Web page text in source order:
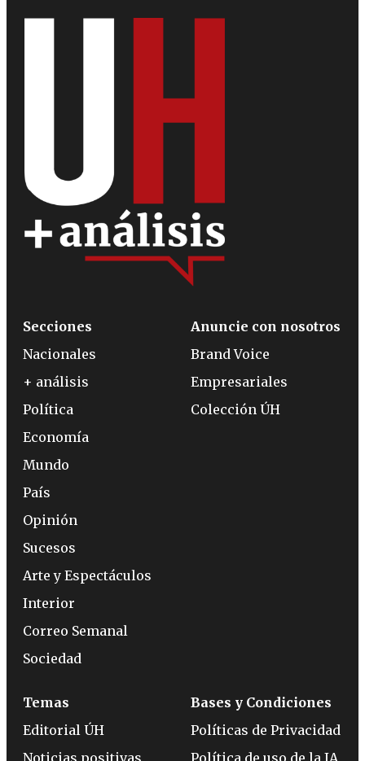
Secciones
Nacionales
+ análisis
Política
Economía
Mundo
País
Opinión
Sucesos
Arte y Espectáculos
Interior
Correo Semanal
Sociedad
Anuncie con nosotros
Brand Voice
Empresariales
Colección ÚH
Temas
Editorial ÚH
Noticias positivas
Bases y Condiciones
Políticas de Privacidad
Política de uso de la IA